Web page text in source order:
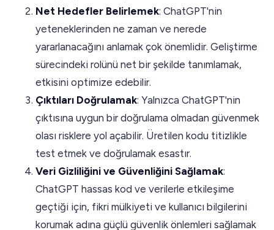
Net Hedefler Belirlemek: ChatGPT'nin
yeteneklerinden ne zaman ve nerede
yararlanacağını anlamak çok önemlidir. Geliştirme
sürecindeki rolünü net bir şekilde tanımlamak,
etkisini optimize edebilir.
Çıktıları Doğrulamak: Yalnızca ChatGPT'nin
çıktısına uygun bir doğrulama olmadan güvenmek
olası risklere yol açabilir. Üretilen kodu titizlikle
test etmek ve doğrulamak esastır.
Veri Gizliliğini ve Güvenliğini Sağlamak:
ChatGPT hassas kod ve verilerle etkileşime
geçtiği için, fikri mülkiyeti ve kullanıcı bilgilerini
korumak adına güçlü güvenlik önlemleri sağlamak